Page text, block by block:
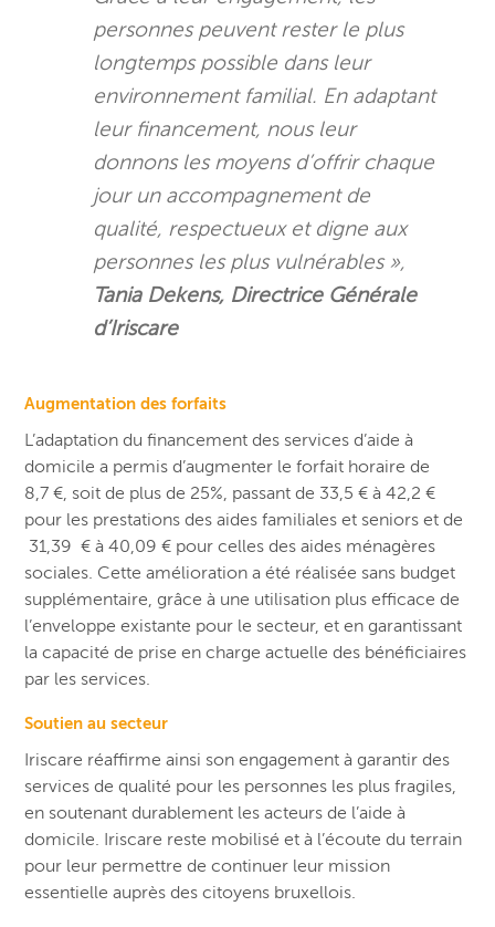
personnes peuvent rester le plus
longtemps possible dans leur
environnement familial. En adaptant
leur financement, nous leur
donnons les moyens d’offrir chaque
jour un accompagnement de
qualité, respectueux et digne aux
personnes les plus vulnérables»,
Tania Dekens, Directrice Générale
d’Iriscare
Augmentation des forfaits
L’adaptation du financement des services d’aide à
domicile a permis d’augmenter le forfait horaire de
8,7 €, soit de plus de 25%, passant de 33,5 € à 42,2 €
pour les prestations des aides familiales et seniors et de
31,39 € à 40,09 € pour celles des aides ménagères
sociales. Cette amélioration a été réalisée sans budget
supplémentaire, grâce à une utilisation plus efficace de
l’enveloppe existante pour le secteur, et en garantissant
la capacité de prise en charge actuelle des bénéficiaires
par les services.
Soutien au secteur
Iriscare réaffirme ainsi son engagement à garantir des
services de qualité pour les personnes les plus fragiles,
en soutenant durablement les acteurs de l’aide à
domicile. Iriscare reste mobilisé et à l’écoute du terrain
pour leur permettre de continuer leur mission
essentielle auprès des citoyens bruxellois.